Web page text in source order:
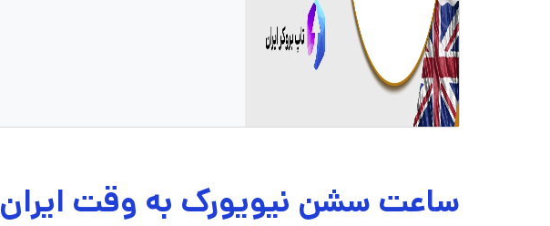
ساعت سشن نیویورک به وقت ایران